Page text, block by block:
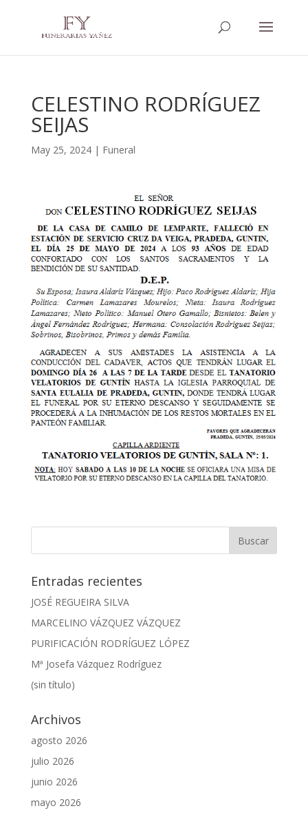
CELESTINO RODRÍGUEZ
SEIJAS
May 25, 2024| Funeral
Entradas recientes
JOSÉ REGUEIRA SILVA
MARCELINO VÁZQUEZ VÁZQUEZ
PURIFICACIÓN RODRÍGUEZ LÓPEZ
Mª Josefa Vázquez Rodríguez
(sin título)
Archivos
agosto 2026
julio 2026
junio 2026
mayo 2026